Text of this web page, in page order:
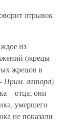
отрывок
из
(жрецы
жрецов в
Прим. автора)
– отца; они
умершего
не показали